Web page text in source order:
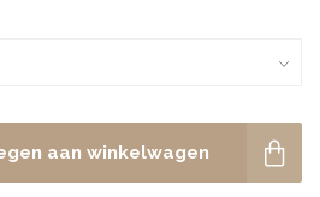
aan winkelwagen